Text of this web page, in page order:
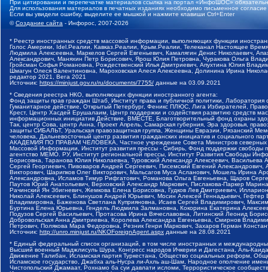
При цитировании и перепечатке материалов ссылка на портал «ИнфоШОС»
Для использования материалов в печатных изданиях необходимо письменное
Если вы увидели ошибку, выделите ее мышкой и нажмите клавиши Ctrl+Enter
©Создание сайта - Инфорос, 2007-2026
* Реестр иностранных средств массовой информации, выполняющих функции
Голос Америки, Idel.Реалии, Кавказ.Реалии, Крым.Реалии, Телеканал Настоящее
Людмила Алексеевна, Маркелов Сергей Евгеньевич, Камалягин Денис Николаевич,
Александрович, Маняхин Петр Борисович, Ярош Юлия Петровна, Чуракова Ольга
Гройсман Софья Романовна, Рождественский Илья Дмитриевич, Апухтина Юлия
Шмагун Олеся Валентиновна, Мароховская Алеся Алексеевна, Долинина Ирина
редактор 2021, Вега 2021
Источник: https://minjust.gov.ru/ru/documents/7755/ данные на 03.09.2021
* Сведения реестра НКО, выполняющих функции иностранного агента:
Фонд защиты прав граждан Штаб, Институт права и публичной политики,
Гуманитарное действие, Открытый Петербург, Феникс ПЛЮС, Лига Избирателей,
Крест, Центр Хасдей Ерушалаим, Центр поддержки и содействия развитию средств
информационных инициатив Действие, ВМЕСТЕ, Благотворительный фонд охраны
Так, центр Сова, центр Анна, Проект Апрель, Самарская губерния, Эра здоровья,
защиты СИБАЛЬТ, Уральская правозащитная группа, Женщины Евразии, Рязанский
человека, Дальневосточный центр развития гражданских инициатив и социального
АКАДЕМИЯ ПО ПРАВАМ ЧЕЛОВЕКА, Частное учреждение Совета Министров северных
Массовой Информации, Институт развития прессы - Сибирь, Фонд поддержки
агентство МЕМО. РУ, Институт региональной прессы, Институт Развития Свободы
Борисовна, Таранова Юлия Николаевна, Туровский Александр Алексеевич,
Сергей Георгиевич, Пивоваров Андрей Сергеевич, Писемский Евгений
Викторович, Шарипков Олег Викторович, Мальсагов Муса Асланович, Мошель Ирина
Александровна, Исламов Тимур Рифгатович, Романова Ольга Евгеньевна, Щаров
Паутов Юрий Анатольевич, Верховский Александр Маркович, Пислакова-Паркер
Рачинский Ян Збигневич, Жемкова Елена Борисовна, Гудков Лев Дмитриевич,
Николай Алексеевич, Блинушов Андрей Юрьевич, Мосин Алексей Геннадьевич,
Владимировна, Баженова Светлана Куприяновна, Исаев Сергей Владимирович,
Буртина Елена Юрьевна, Гендель Людмила Залмановна, Кокорина Екатерина
Подузов Сергей Васильевич, Протасова Ирина Вячеславовна, Литинский Леонид
Добровольская Анна Дмитриевна, Королева Александра Евгеньевна, Смирнов
Петрович, Полякова Мара Федоровна, Резник Генри Маркович, Захаров Герман
Источник: http://unro.minjust.ru/NKOForeignAgent.aspx данные на 28.08.2021
* Единый федеральный список организаций, в том числе иностранных и
Высший военный Маджлисуль Шура, Конгресс народов Ичкерии и Дагестана, Аль-
Движение Талибан, Исламская партия Туркестана, Общество социальных реформ,
Исламское государство, Джабха аль-Нусра ли-Ахль аш-Шам, Народное ополчение
Чистопольский Джамаат, Рохнамо ба суи давлати исломи, Террористическое